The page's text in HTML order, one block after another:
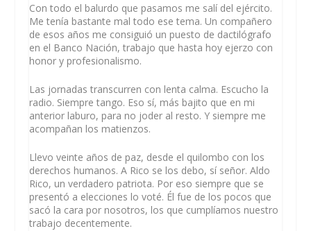
Con todo el balurdo que pasamos me salí del ejército.
Me tenía bastante mal todo ese tema. Un compañero
de esos años me consiguió un puesto de dactilógrafo
en el Banco Nación, trabajo que hasta hoy ejerzo con
honor y profesionalismo.
Las jornadas transcurren con lenta calma. Escucho la
radio. Siempre tango. Eso sí, más bajito que en mi
anterior laburo, para no joder al resto. Y siempre me
acompañan los matienzos.
Llevo veinte años de paz, desde el quilombo con los
derechos humanos. A Rico se los debo, sí señor. Aldo
Rico, un verdadero patriota. Por eso siempre que se
presentó a elecciones lo voté. Él fue de los pocos que
sacó la cara por nosotros, los que cumplíamos nuestro
trabajo decentemente.